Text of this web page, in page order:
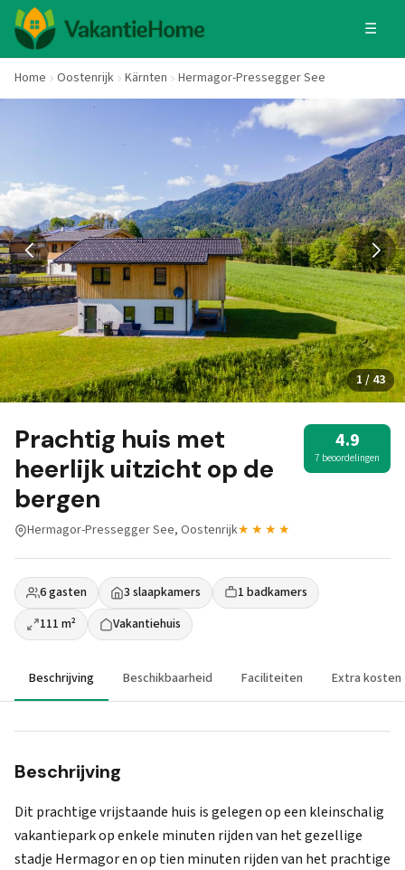
☰
Home Oostenrijk Kärnten Hermagor-Pressegger See
1 / 43
Prachtig huis met
heerlijk uitzicht op de
bergen
4.9
7 beoordelingen
Hermagor-Pressegger See, Oostenrijk★★★★
6 gasten 3 slaapkamers
1 badkamers
111 m²
Vakantiehuis
Beschrijving Beschikbaarheid Faciliteiten Extra kosten
Beschrijving
Dit prachtige vrijstaande huis is gelegen op een kleinschalig
vakantiepark op enkele minuten rijden van het gezellige
stadje Hermagor en op tien minuten rijden van het prachtige